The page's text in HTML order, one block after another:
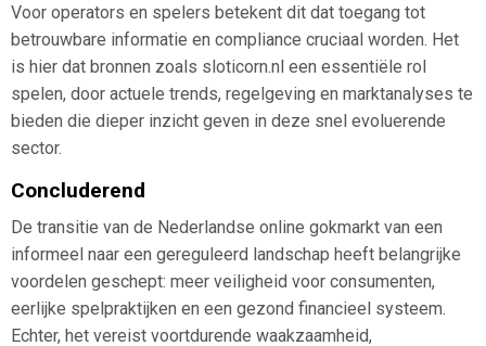
Voor operators en spelers betekent dit dat toegang tot
betrouwbare informatie en compliance cruciaal worden. Het
is hier dat bronnen zoals sloticorn.nl een essentiële rol
spelen, door actuele trends, regelgeving en marktanalyses te
bieden die dieper inzicht geven in deze snel evoluerende
sector.
Concluderend
De transitie van de Nederlandse online gokmarkt van een
informeel naar een gereguleerd landschap heeft belangrijke
voordelen geschept: meer veiligheid voor consumenten,
eerlijke spelpraktijken en een gezond financieel systeem.
Echter, het vereist voortdurende waakzaamheid,